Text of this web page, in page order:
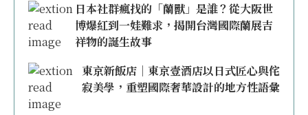
日本社群瘋找的「蘭獸」是誰？從大阪世
博爆紅到一娃難求，揭開台灣國際蘭展吉
祥物的誕生故事
東京新飯店｜東京壹酒店以日式匠心與侘
寂美學，重塑國際奢華設計的地方性語彙